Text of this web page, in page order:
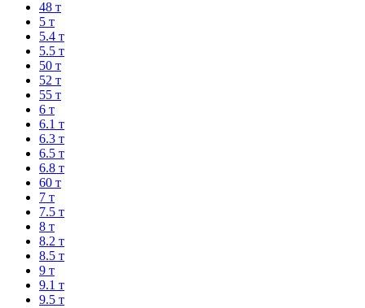
48 т
5 т
5.4 т
5.5 т
50 т
52 т
55 т
6 т
6.1 т
6.3 т
6.5 т
6.8 т
60 т
7 т
7.5 т
8 т
8.2 т
8.5 т
9 т
9.1 т
9.5 т